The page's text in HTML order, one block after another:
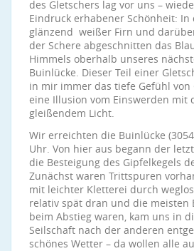
des Gletschers lag vor uns –
Eindruck erhabener Schönheit: In
glänzend weißer Firn und
der Schere abgeschnitten das
Himmels oberhalb unseres
Buinlücke. Dieser Teil einer
in mir immer das tiefe Gefühl von
eine Illusion vom Einswerden mit
gleißendem Licht.
Wir erreichten die Buinlücke
Uhr. Von hier aus begann der
die Besteigung des Gipfelkegels
Zunächst waren Trittspuren
mit leichter Kletterei durch
relativ spät dran und die meisten
beim Abstieg waren, kam uns in
Seilschaft nach der anderen
schönes Wetter – da wollen alle